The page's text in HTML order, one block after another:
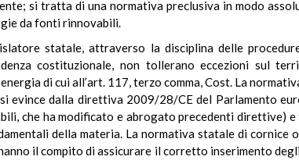
si tratta di una normativa preclusiva in modo
da fonti rinnovabili.
statale, attraverso la disciplina delle
costituzionale, non tollerano eccezioni sul
di cui all’art. 117, terzo comma, Cost. La
evince dalla direttiva 2009/28/CE del Parlamento
che ha modificato e abrogato precedenti direttive)
della materia. La normativa statale di cornice
il compito di assicurare il corretto inserimento